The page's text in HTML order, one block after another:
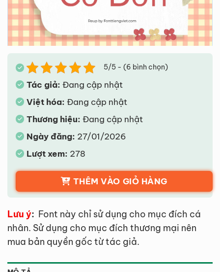
5/5 - (6 bình chọn)
Tác giả: Đang cập nhật
Việt hóa: Đang cập nhật
Thương hiệu: Đang cập nhật
Ngày đăng: 27/01/2026
Lượt xem: 278
THÊM VÀO GIỎ HÀNG
Lưu ý: Font này chỉ sử dụng cho mục đích cá
nhân. Sử dụng cho mục đích thương mại nên
mua bản quyền gốc từ tác giả.